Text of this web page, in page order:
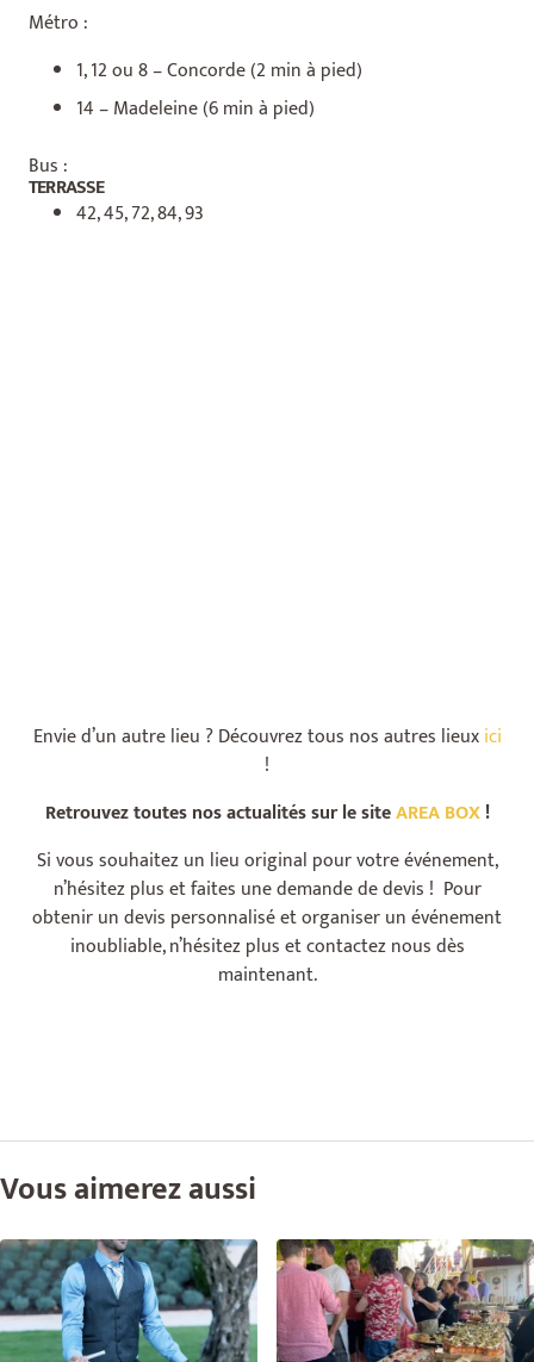
Métro :
1, 12 ou 8 – Concorde (2 min à pied)
14 – Madeleine (6 min à pied)
Bus :
42, 45, 72, 84, 93
TERRASSE
Envie d’un autre lieu ? Découvrez tous nos autres lieux ici
!
Retrouvez toutes nos actualités sur le siteAREA BOX!
Si vous souhaitez un lieu original pour votre événement,
n’hésitez plus et faites une demande de devis ! Pour
obtenir un devis personnalisé et organiser un événement
inoubliable, n’hésitez plus et contactez nous dès
maintenant.
Vous aimerez aussi